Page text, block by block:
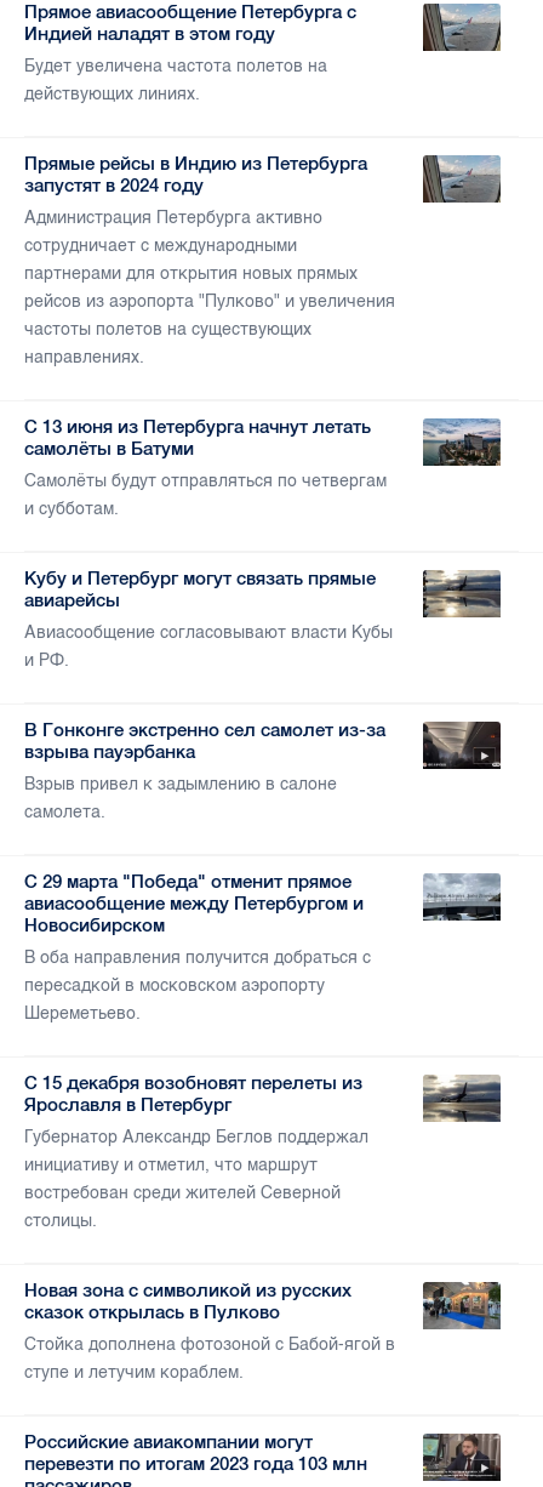
Прямое авиасообщение Петербурга с
Индией наладят в этом году
Будет увеличена частота полетов на
действующих линиях.
Прямые рейсы в Индию из Петербурга
запустят в 2024 году
Администрация Петербурга активно
сотрудничает с международными
партнерами для открытия новых прямых
рейсов из аэропорта "Пулково" и увеличения
частоты полетов на существующих
направлениях.
С 13 июня из Петербурга начнут летать
самолёты в Батуми
Самолёты будут отправляться по четвергам
и субботам.
Кубу и Петербург могут связать прямые
авиарейсы
Авиасообщение согласовывают власти Кубы
и РФ.
В Гонконге экстренно сел самолет из-за
взрыва пауэрбанка
Взрыв привел к задымлению в салоне
самолета.
С 29 марта "Победа" отменит прямое
авиасообщение между Петербургом и
Новосибирском
В оба направления получится добраться с
пересадкой в московском аэропорту
Шереметьево.
С 15 декабря возобновят перелеты из
Ярославля в Петербург
Губернатор Александр Беглов поддержал
инициативу и отметил, что маршрут
востребован среди жителей Северной
столицы.
Новая зона с символикой из русских
сказок открылась в Пулково
Стойка дополнена фотозоной с Бабой-ягой в
ступе и летучим кораблем.
Российские авиакомпании могут
перевезти по итогам 2023 года 103 млн